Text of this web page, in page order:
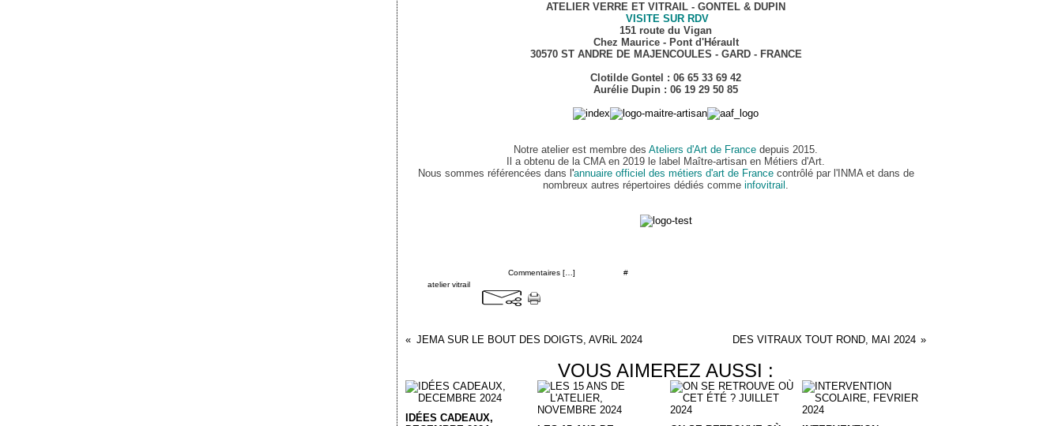
ATELIER VERRE ET VITRAIL - GONTEL & DUPIN
VISITE SUR RDV
151 route du Vigan
Chez Maurice - Pont d'Hérault
30570 ST ANDRE DE MAJENCOULES - GARD - FRANCE
Clotilde Gontel : 06 65 33 69 42
Aurélie Dupin : 06 19 29 50 85
Notre atelier est membre des Ateliers d'Art de France depuis 2015.
Il a obtenu de la CMA en 2019 le label Maître-artisan en Métiers d'Art.
Nous sommes référencées dans l 'annuaire officiel des métiers d'art de Francecontrôlé par l'INMA et dans de
nombreux autres répertoires dédiés comme infovitrail .
Commentaires [ ] #
atelier vitrail
JEMA SUR LE BOUT DES DOIGTS, AVRiL 2024 DES VITRAUX TOUT ROND, MAI 2024
VOUS AIMEREZ AUSSI :
IDÉES CADEAUX,